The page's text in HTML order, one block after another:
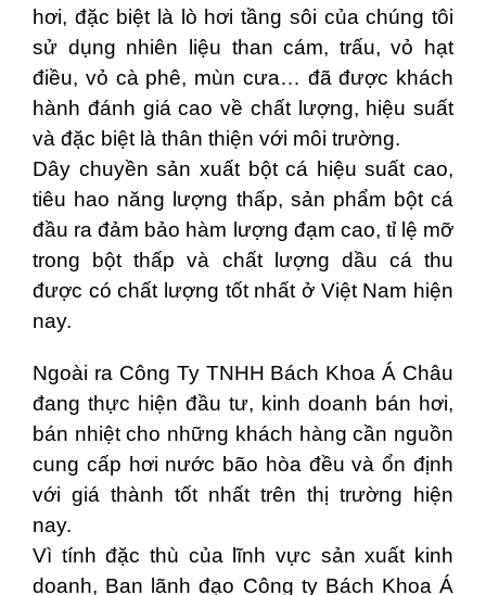
hơi, đặc biệt là lò hơi tầng sôi của chúng tôi
sử dụng nhiên liệu than cám, trấu, vỏ hạt
điều, vỏ cà phê, mùn cưa… đã được khách
hành đánh giá cao về chất lượng, hiệu suất
và đặc biệt là thân thiện với môi trường.
Dây chuyền sản xuất bột cá hiệu suất cao,
tiêu hao năng lượng thấp, sản phẩm bột cá
đầu ra đảm bảo hàm lượng đạm cao, tỉ lệ mỡ
trong bột thấp và chất lượng dầu cá thu
được có chất lượng tốt nhất ở Việt Nam hiện
nay.
Ngoài ra Công Ty TNHH Bách Khoa Á Châu
đang thực hiện đầu tư, kinh doanh bán hơi,
bán nhiệt cho những khách hàng cần nguồn
cung cấp hơi nước bão hòa đều và ổn định
với giá thành tốt nhất trên thị trường hiện
nay.
Vì tính đặc thù của lĩnh vực sản xuất kinh
doanh, Ban lãnh đạo Công ty Bách Khoa Á